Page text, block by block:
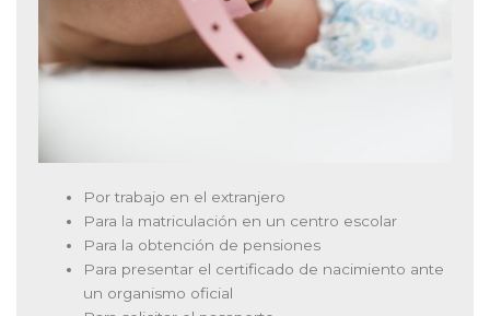
Por trabajo en el extranjero
Para la matriculación en un centro escolar
Para la obtención de pensiones
Para presentar el certificado de nacimiento ante
un organismo oficial